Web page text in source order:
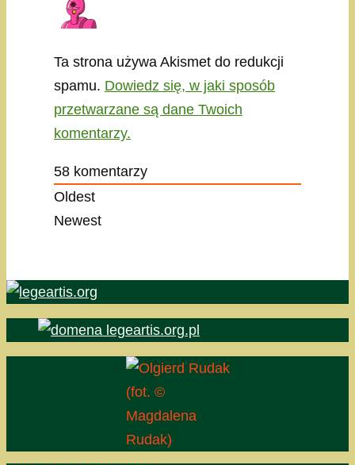
Ta strona używa Akismet do redukcji
spamu. Dowiedz się, w jaki sposób
przetwarzane są dane Twoich
komentarzy.
58 komentarzy
Oldest
Newest
(fot. ©
Magdalena
Rudak)